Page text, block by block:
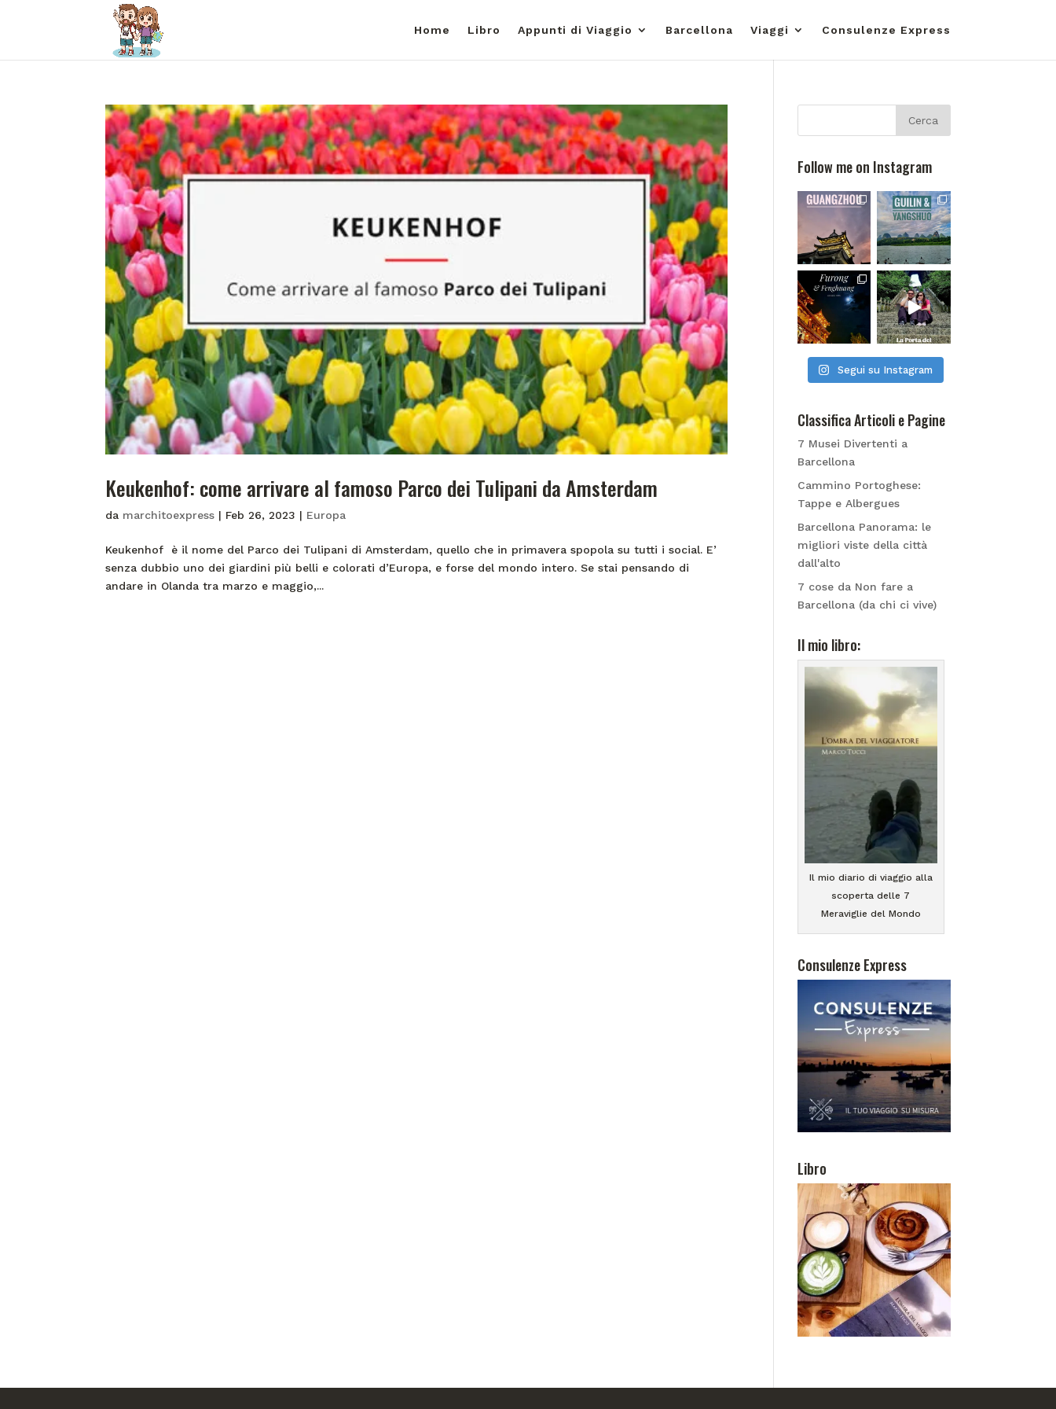
Home Libro Appunti di Viaggio Barcellona Viaggi Consulenze Express
Keukenhof: come arrivare al famoso Parco dei Tulipani da Amsterdam
da marchitoexpress | Feb 26, 2023 | Europa
Keukenhof è il nome del Parco dei Tulipani di Amsterdam, quello che in primavera spopola su tutti i social. E’
senza dubbio uno dei giardini più belli e colorati d’Europa, e forse del mondo intero. Se stai pensando di
andare in Olanda tra marzo e maggio,...
Follow me on Instagram
Segui su Instagram
Classifica Articoli e Pagine
7 Musei Divertenti a
Barcellona
Cammino Portoghese:
Tappe e Albergues
Barcellona Panorama: le
migliori viste della città
dall'alto
7 cose da Non fare a
Barcellona (da chi ci vive)
Il mio libro:
Il mio diario di viaggio alla
scoperta delle 7
Meraviglie del Mondo
Consulenze Express
Libro